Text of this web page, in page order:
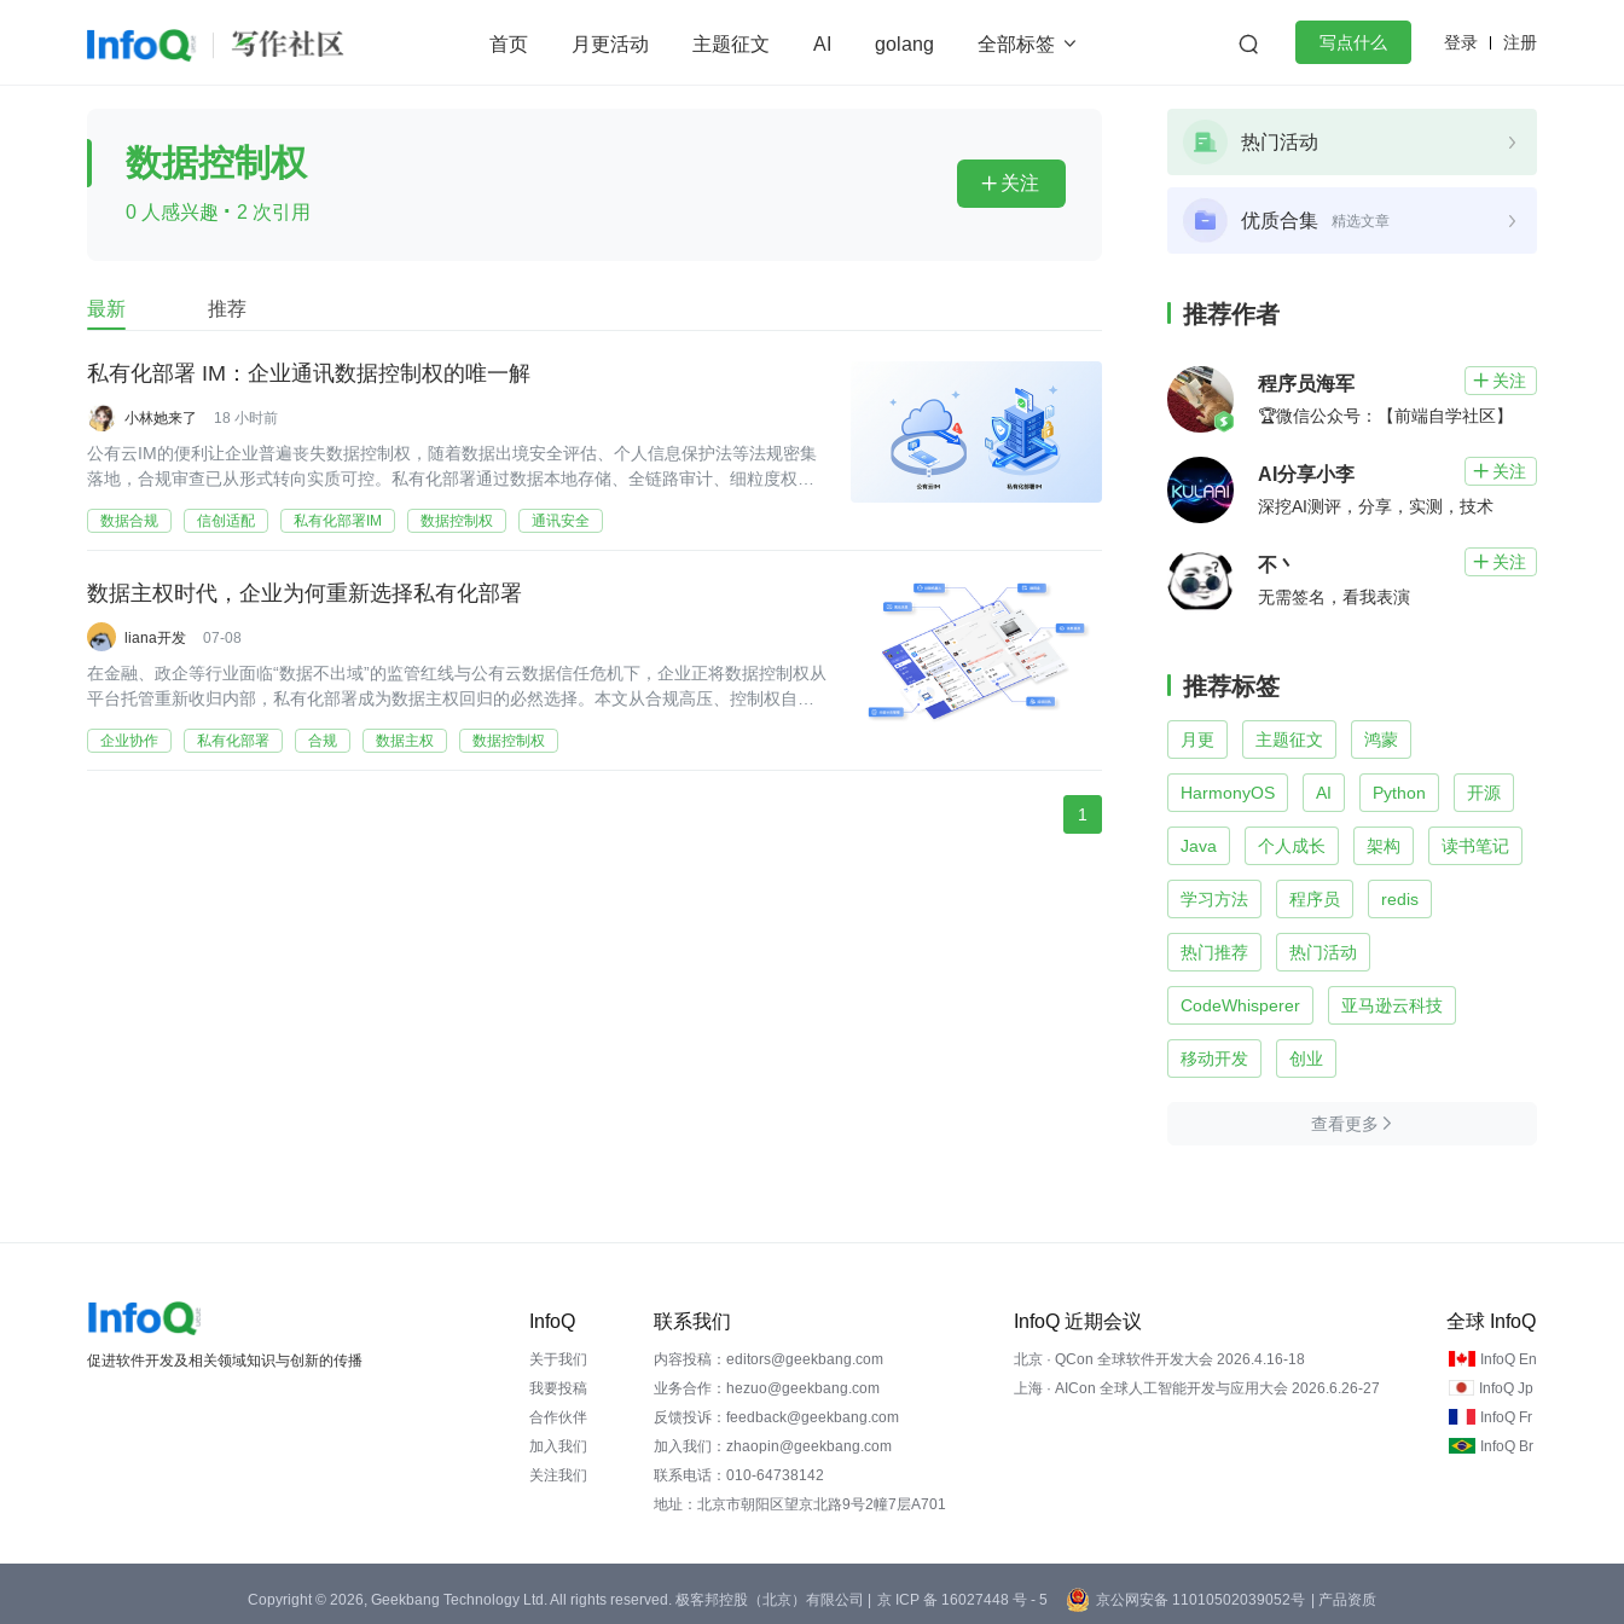
首页 月更活动 主题征文 AI golang 全部标签   写点什么 登录 注册
前端 AI 大数据 redis
查看更多
数据控制权
0 人感兴趣 · 2 次引用
 关注
最新 推荐
私有化部署 IM：企业通讯数据控制权的唯一解
小林她来了 18 小时前
公有云IM的便利让企业普遍丧失数据控制权，随着数据出境安全评估、个人信息保护法等法规密集
落地，合规审查已从形式转向实质可控。私有化部署通过数据本地存储、全链路审计、细粒度权限
数据合规 信创适配 私有化部署IM 数据控制权 通讯安全
数据主权时代，企业为何重新选择私有化部署
liana开发 07-08
在金融、政企等行业面临“数据不出域”的监管红线与公有云数据信任危机下，企业正将数据控制权从
平台托管重新收归内部，私有化部署成为数据主权回归的必然选择。本文从合规高压、控制权自
企业协作 私有化部署 合规 数据主权 数据控制权
1
热门活动
优质合集 精选文章
推荐作者
程序员海军  关注
🏆微信公众号：【前端自学社区】
AI分享小李  关注
深挖AI测评，分享，实测，技术
不丶  关注
无需签名，看我表演
推荐标签
月更 主题征文 鸿蒙
HarmonyOS AI Python 开源
Java 个人成长 架构 读书笔记
学习方法 程序员 redis
热门推荐 热门活动
CodeWhisperer 亚马逊云科技
移动开发 创业
查看更多 
促进软件开发及相关领域知识与创新的传播
InfoQ
关于我们
我要投稿
合作伙伴
加入我们
关注我们
联系我们
内容投稿：editors@geekbang.com
业务合作：hezuo@geekbang.com
反馈投诉：feedback@geekbang.com
加入我们：zhaopin@geekbang.com
联系电话：010-64738142
地址：北京市朝阳区望京北路9号2幢7层A701
InfoQ 近期会议
北京 · QCon 全球软件开发大会 2026.4.16-18
上海 · AICon 全球人工智能开发与应用大会 2026.6.26-27
全球 InfoQ
InfoQ En
InfoQ Jp
InfoQ Fr
InfoQ Br
Copyright © 2026, Geekbang Technology Ltd. All rights reserved. 极客邦控股（北京）有限公司 | 京 ICP 备 16027448 号 - 5 京公网安备 11010502039052号 | 产品资质